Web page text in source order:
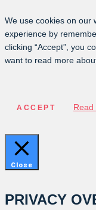
We use cookies on our
experience by
clicking “Accept”, you
want to read more
ACCEPT Read
Close
PRIVACY